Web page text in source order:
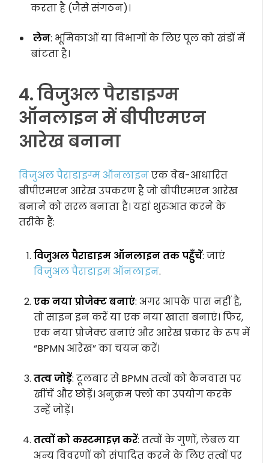
करता है (जैसे संगठन)।
लेन: भूमिकाओं या विभागों के लिए पूल को खंडों में
बांटता है।
4. विजुअल पैराडाइग्म
ऑनलाइन में बीपीएमएन
आरेख बनाना
विजुअल पैराडाइग्म ऑनलाइनएक वेब-आधारित
बीपीएमएन आरेख उपकरण है जो बीपीएमएन आरेख
बनाने को सरल बनाता है। यहां शुरुआत करने के
तरीके हैं:
विजुअल पैराडाइम ऑनलाइन तक पहुँचें: जाएं
विजुअल पैराडाइम ऑनलाइन.
एक नया प्रोजेक्ट बनाएं: अगर आपके पास नहीं है,
तो साइन इन करें या एक नया खाता बनाएं। फिर,
एक नया प्रोजेक्ट बनाएं और आरेख प्रकार के रूप में
“BPMN आरेख” का चयन करें।
तत्व जोड़ें: टूलबार से BPMN तत्वों को कैनवास पर
खींचें और छोड़ें। अनुक्रम फ्लो का उपयोग करके
उन्हें जोड़ें।
तत्वों को कस्टमाइज़ करें: तत्वों के गुणों, लेबल या
अन्य विवरणों को संपादित करने के लिए तत्वों पर